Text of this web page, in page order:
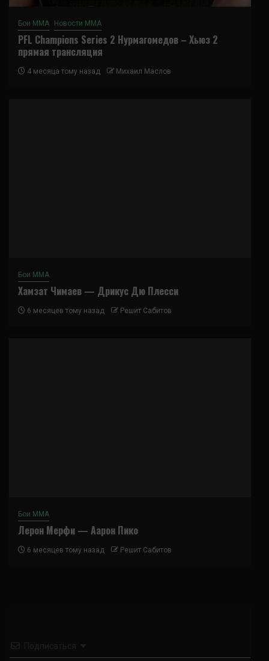
Бои ММА Новости ММА
PFL Champions Series 2 Нурмагомедов – Хьюз 2
прямая трансляция
4 месяца тому назад Михаил Маслов
Бои ММА
Хамзат Чимаев — Дрикус Дю Плесси
6 месяцев тому назад Решит Сабитов
Бои ММА
Лерон Мерфи — Аарон Пико
6 месяцев тому назад Решит Сабитов